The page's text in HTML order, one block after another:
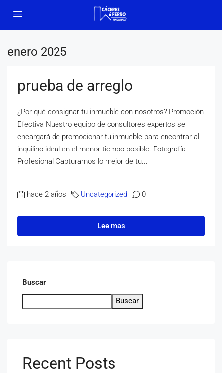
enero 2025
prueba de arreglo
¿Por qué consignar tu inmueble con nosotros? Promoción
Efectiva Nuestro equipo de consultores expertos se
encargará de promocionar tu inmueble para encontrar al
inquilino ideal en el menor tiempo posible. Fotografía
Profesional Capturamos lo mejor de tu...
hace 2 años Uncategorized 0
Lee mas
Buscar
Buscar
Recent Posts